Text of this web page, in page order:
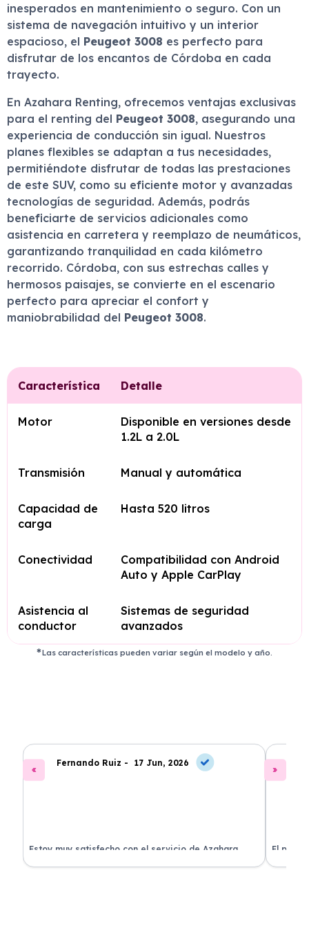
inesperados en mantenimiento o seguro. Con un
sistema de navegación intuitivo y un interior
espacioso, el Peugeot 3008 es perfecto para
disfrutar de los encantos de Córdoba en cada
trayecto.
En Azahara Renting, ofrecemos ventajas exclusivas
para el renting del Peugeot 3008, asegurando una
experiencia de conducción sin igual. Nuestros
planes flexibles se adaptan a tus necesidades,
permitiéndote disfrutar de todas las prestaciones
de este SUV, como su eficiente motor y avanzadas
tecnologías de seguridad. Además, podrás
beneficiarte de servicios adicionales como
asistencia en carretera y reemplazo de neumáticos,
garantizando tranquilidad en cada kilómetro
recorrido. Córdoba, con sus estrechas calles y
hermosos paisajes, se convierte en el escenario
perfecto para apreciar el confort y
maniobrabilidad del Peugeot 3008.
Característica Detalle
Motor
Disponible en versiones desde
1.2L a 2.0L
Transmisión Manual y automática
Capacidad de
carga
Hasta 520 litros
Conectividad
Compatibilidad con Android
Auto y Apple CarPlay
Asistencia al
conductor
Sistemas de seguridad
avanzados
Las características pueden variar según el modelo y año.
Fernando Ruiz - 17 Jun, 2026
Estoy muy satisfecho con el servicio de Azahara
Renting. El coche está en perfectas condiciones y el
El
llegó